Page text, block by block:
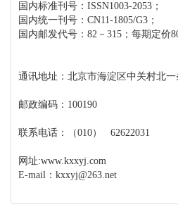
国内标准刊号：ISSN1003-2053；
国内统一刊号：CN11-1805/G3；
国内邮发代号：82－315；每期定
通讯地址：北京市海淀区中关村北
邮政编码：100190
联系电话：（010） 62622031
网址:www.kxxyj.com
E-mail：kxxyj@263.net